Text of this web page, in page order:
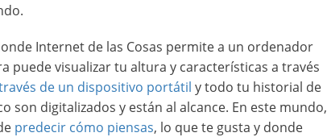
Internet de las Cosas permite a un ordenador
visualizar tu altura y características a través
de un dispositivo portátil y todo tu historial de
son digitalizados y están al alcance. En este mundo,
predecir cómo piensas, lo que te gusta y donde